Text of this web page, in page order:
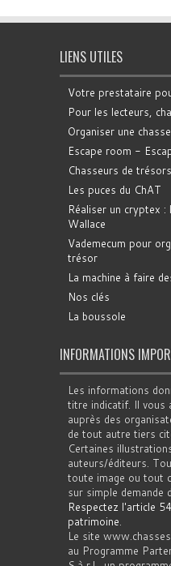
LIENS UTILES
Votre prestataire
Pour les lecteurs,
Organiser une
Escape room -
Chasseurs de trésors
Les puces du ChAT
Réaliser un cryptex
Wallace
Vademecum pour
trésor
La machine à faire
Nos clés
La boussole
INFORMATIONS
Les informations
titre indicatif. Il vous
auprès des
de tout autre tiers
Certaines
auteurs/éditeurs.
toute image ou tout
sur simple demande
Respectez l'article
patrimoine.
Le site
au Programme